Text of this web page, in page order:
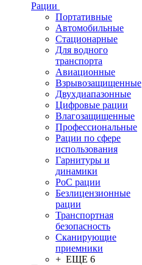
Рации
Портативные
Автомобильные
Стационарные
Для водного
транспорта
Авиационные
Взрывозащищенные
Двухдиапазонные
Цифровые рации
Влагозащищенные
Профессиональные
Рации по сфере
использования
Гарнитуры и
динамики
PoC рации
Безлицензионные
рации
Транспортная
безопасность
Сканирующие
приемники
+ ЕЩЕ 6